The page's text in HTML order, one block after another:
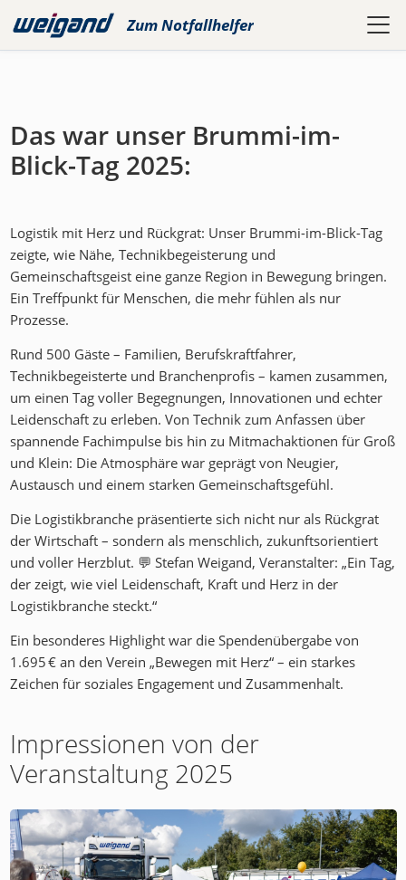
ZumNotfallhelfer
Das war unser Brummi-im-
Blick-Tag 2025:
Logistik mit Herz und Rückgrat: Unser Brummi-im-Blick-Tag
zeigte, wie Nähe, Technikbegeisterung und
Gemeinschaftsgeist eine ganze Region in Bewegung bringen.
Ein Treffpunkt für Menschen, die mehr fühlen als nur
Prozesse.
Rund 500 Gäste – Familien, Berufskraftfahrer,
Technikbegeisterte und Branchenprofis – kamen zusammen,
um einen Tag voller Begegnungen, Innovationen und echter
Leidenschaft zu erleben. Von Technik zum Anfassen über
spannende Fachimpulse bis hin zu Mitmachaktionen für Groß
und Klein: Die Atmosphäre war geprägt von Neugier,
Austausch und einem starken Gemeinschaftsgefühl.
Die Logistikbranche präsentierte sich nicht nur als Rückgrat
der Wirtschaft – sondern als menschlich, zukunftsorientiert
und voller Herzblut. 💬 Stefan Weigand, Veranstalter: „Ein Tag,
der zeigt, wie viel Leidenschaft, Kraft und Herz in der
Logistikbranche steckt.“
Ein besonderes Highlight war die Spendenübergabe von
1.695 € an den Verein „Bewegen mit Herz“ – ein starkes
Zeichen für soziales Engagement und Zusammenhalt.
Impressionen von der
Veranstaltung 2025